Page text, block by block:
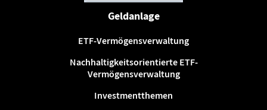
Geldanlage
ETF-Vermögensverwaltung
Nachhaltigkeitsorientierte ETF-
Vermögensverwaltung
Investmentthemen